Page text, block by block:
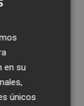
en su
únicos